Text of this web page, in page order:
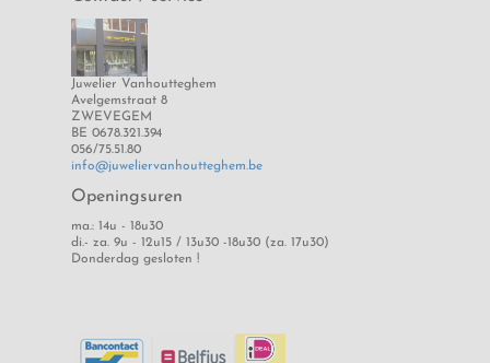
DUO TROUWRINGEN
D' EUXX TROUWRINGEN
Juwelier Vanhoutteghem
Avelgemstraat 8
ZWEVEGEM
BE 0678.321.394
056/75.51.80
info@juweliervanhoutteghem.be
Openingsuren
ma.: 14u - 18u30
di.- za. 9u - 12u15 / 13u30 -18u30 (za. 17u30)
Donderdag gesloten !